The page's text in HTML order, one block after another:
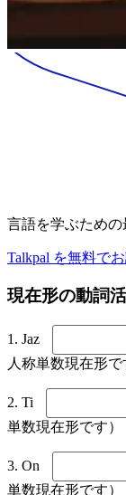
言語を学ぶため
Talkpal を無料で
現在形の動詞
1. Jaz
人称単数現在形で
2. Ti
単数現在形です）
3. On
単数現在形です）